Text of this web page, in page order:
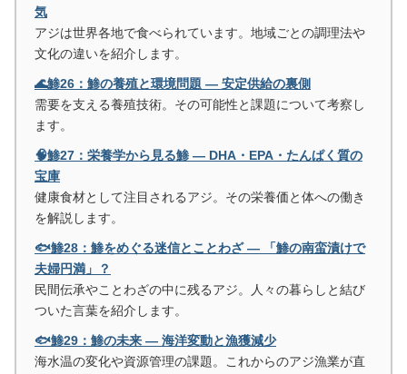
気
アジは世界各地で食べられています。地域ごとの調理法や
文化の違いを紹介します。
🌊鯵26：鯵の養殖と環境問題 ― 安定供給の裏側
需要を支える養殖技術。その可能性と課題について考察し
ます。
🧠鯵27：栄養学から見る鯵 ― DHA・EPA・たんぱく質の
宝庫
健康食材として注目されるアジ。その栄養価と体への働き
を解説します。
🐟鯵28：鯵をめぐる迷信とことわざ ― 「鯵の南蛮漬けで
夫婦円満」？
民間伝承やことわざの中に残るアジ。人々の暮らしと結び
ついた言葉を紹介します。
🐟鯵29：鯵の未来 ― 海洋変動と漁獲減少
海水温の変化や資源管理の課題。これからのアジ漁業が直